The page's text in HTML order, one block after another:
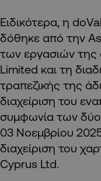
Ειδικότερα, η
δόθηκε από την
των εργασιών της
Limited και τη
τραπεζικής της
διαχείριση του
συμφωνία των
03 Νοεμβρίου 2025
διαχείριση του
Cyprus Ltd.